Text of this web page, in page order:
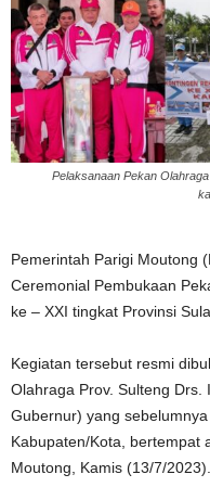
Pelaksanaan Pekan
Pemerintah Parigi Moutong
Ceremonial Pembukaan
ke – XXI tingkat Provinsi
Kegiatan tersebut resmi
Olahraga Prov. Sulteng Drs.
Gubernur) yang
Kabupaten/Kota, bertempat
Moutong, Kamis (13/7/2023).